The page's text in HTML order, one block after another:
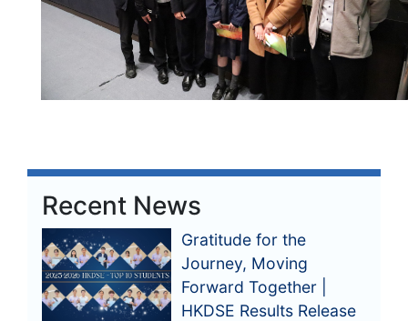
Recent News
Gratitude for the
Journey, Moving
Forward Together |
HKDSE Results Release